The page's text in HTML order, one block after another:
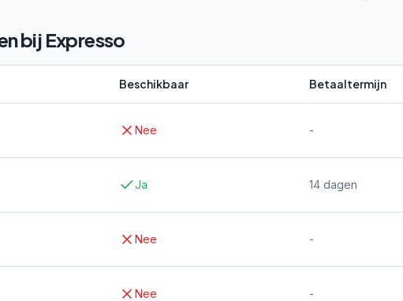
bij Expresso
Beschikbaar Betaaltermijn
Nee -
Ja 14 dagen
Nee -
Nee -